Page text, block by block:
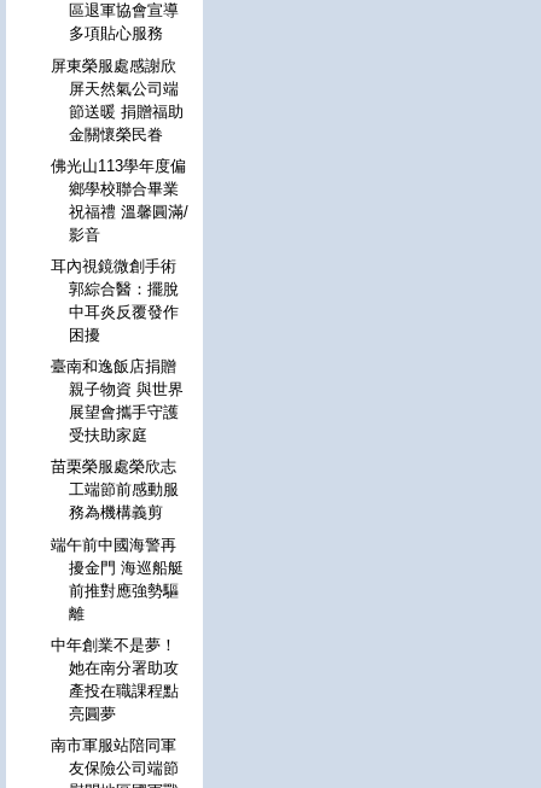
區退軍協會宣導
多項貼心服務
屏東榮服處感謝欣
屏天然氣公司端
節送暖 捐贈福助
金關懷榮民眷
佛光山113學年度偏
鄉學校聯合畢業
祝福禮 溫馨圓滿/
影音
耳內視鏡微創手術
郭綜合醫：擺脫
中耳炎反覆發作
困擾
臺南和逸飯店捐贈
親子物資 與世界
展望會攜手守護
受扶助家庭
苗栗榮服處榮欣志
工端節前感動服
務為機構義剪
端午前中國海警再
擾金門 海巡船艇
前推對應強勢驅
離
中年創業不是夢！
她在南分署助攻
產投在職課程點
亮圓夢
南市軍服站陪同軍
友保險公司端節